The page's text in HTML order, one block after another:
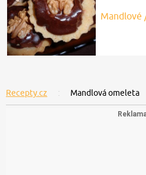
Mandlové
Recepty.cz Mandlová omeleta